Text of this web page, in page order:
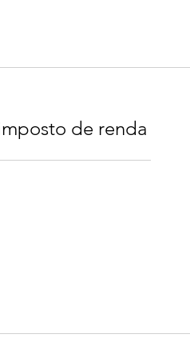
de renda